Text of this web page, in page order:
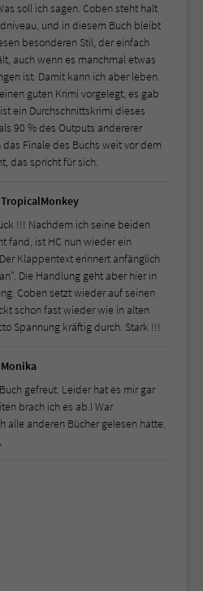
soll ich sagen. Coben steht halt
und in diesem Buch bleibt
besonderen Stil, der einfach
auch wenn es manchmal etwas
ist. Damit kann ich aber leben.
guten Krimi vorgelegt, es gab
ein Durchschnittskrimi dieses
90 % des Outputs andererer
Finale des Buchs weit vor dem
das spricht für sich.
TropicalMonkey
!!! Nachdem ich seine beiden
fand, ist HC nun wieder ein
Klappentext erinnert anfänglich
Die Handlung geht aber hier in
Coben setzt wieder auf seinen
schon fast wieder wie in alten
Spannung kräftig durch. Stark !!!
Monika
gefreut. Leider hat es mir gar
brach ich es ab.I War
alle anderen Bücher gelesen hatte.